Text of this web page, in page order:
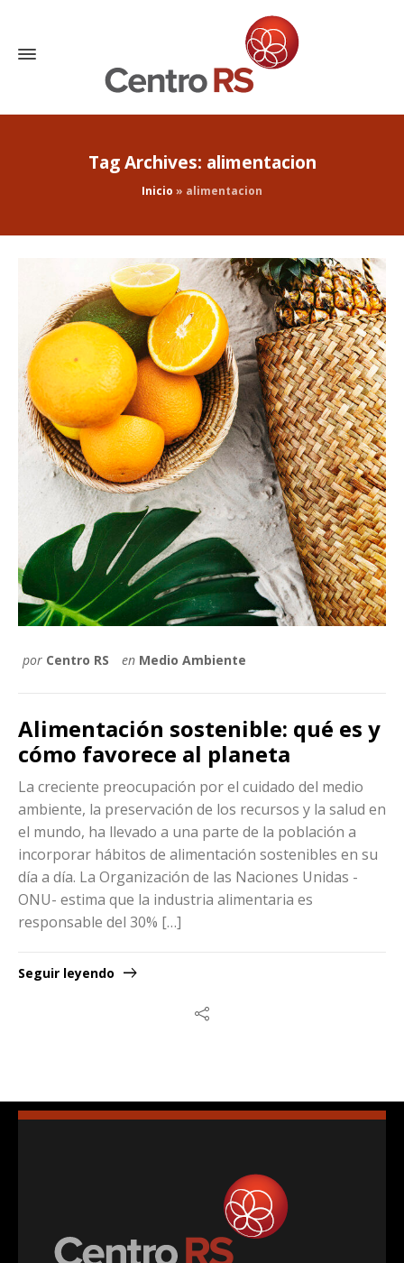
Tag Archives: alimentacion
Inicio » alimentacion
por Centro RS en Medio Ambiente
Alimentación sostenible: qué es y
cómo favorece al planeta
La creciente preocupación por el cuidado del medio
ambiente, la preservación de los recursos y la salud en
el mundo, ha llevado a una parte de la población a
incorporar hábitos de alimentación sostenibles en su
día a día. La Organización de las Naciones Unidas -
ONU- estima que la industria alimentaria es
responsable del 30% […]
Seguir leyendo